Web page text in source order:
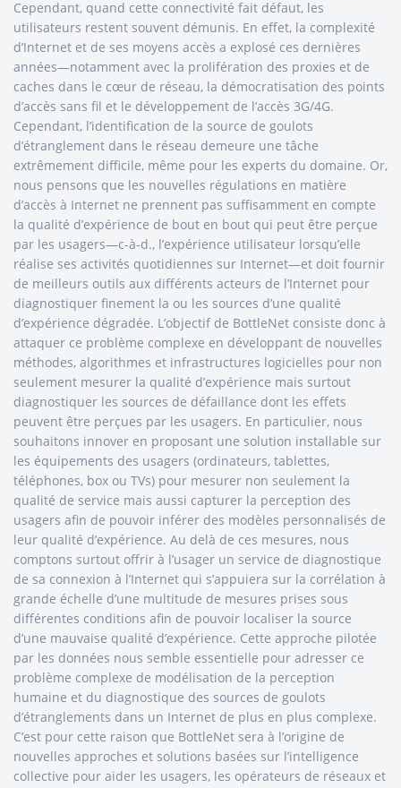
Cependant, quand cette connectivité fait défaut, les
utilisateurs restent souvent démunis. En effet, la complexité
d’Internet et de ses moyens accès a explosé ces dernières
années—notamment avec la prolifération des proxies et de
caches dans le cœur de réseau, la démocratisation des points
d’accès sans fil et le développement de l’accès 3G/4G.
Cependant, l’identification de la source de goulots
d’étranglement dans le réseau demeure une tâche
extrêmement difficile, même pour les experts du domaine. Or,
nous pensons que les nouvelles régulations en matière
d’accès à Internet ne prennent pas suffisamment en compte
la qualité d’expérience de bout en bout qui peut être perçue
par les usagers—c-à-d., l’expérience utilisateur lorsqu’elle
réalise ses activités quotidiennes sur Internet—et doit fournir
de meilleurs outils aux différents acteurs de l’Internet pour
diagnostiquer finement la ou les sources d’une qualité
d’expérience dégradée. L’objectif de BottleNet consiste donc à
attaquer ce problème complexe en développant de nouvelles
méthodes, algorithmes et infrastructures logicielles pour non
seulement mesurer la qualité d’expérience mais surtout
diagnostiquer les sources de défaillance dont les effets
peuvent être perçues par les usagers. En particulier, nous
souhaitons innover en proposant une solution installable sur
les équipements des usagers (ordinateurs, tablettes,
téléphones, box ou TVs) pour mesurer non seulement la
qualité de service mais aussi capturer la perception des
usagers afin de pouvoir inférer des modèles personnalisés de
leur qualité d’expérience. Au delà de ces mesures, nous
comptons surtout offrir à l’usager un service de diagnostique
de sa connexion à l’Internet qui s’appuiera sur la corrélation à
grande échelle d’une multitude de mesures prises sous
différentes conditions afin de pouvoir localiser la source
d’une mauvaise qualité d’expérience. Cette approche pilotée
par les données nous semble essentielle pour adresser ce
problème complexe de modélisation de la perception
humaine et du diagnostique des sources de goulots
d’étranglements dans un Internet de plus en plus complexe.
C’est pour cette raison que BottleNet sera à l’origine de
nouvelles approches et solutions basées sur l’intelligence
collective pour aider les usagers, les opérateurs de réseaux et